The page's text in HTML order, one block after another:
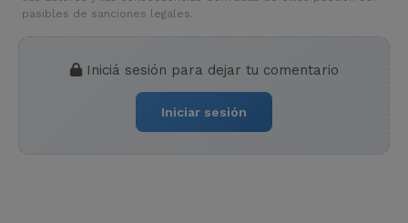
pasibles de sanciones legales.
Iniciá sesión para dejar tu comentario
Iniciar sesión